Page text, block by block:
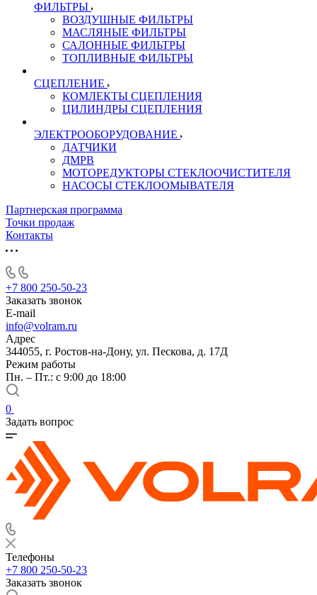
ФИЛЬТРЫ
ВОЗДУШНЫЕ ФИЛЬТРЫ
МАСЛЯНЫЕ ФИЛЬТРЫ
САЛОННЫЕ ФИЛЬТРЫ
ТОПЛИВНЫЕ ФИЛЬТРЫ
СЦЕПЛЕНИЕ
КОМЛЕКТЫ СЦЕПЛЕНИЯ
ЦИЛИНДРЫ СЦЕПЛЕНИЯ
ЭЛЕКТРООБОРУДОВАНИЕ
ДАТЧИКИ
ДМРВ
МОТОРЕДУКТОРЫ СТЕКЛООЧИСТИТЕЛЯ
НАСОСЫ СТЕКЛООМЫВАТЕЛЯ
Партнерская программа
Точки продаж
Контакты
+7 800 250-50-23
Заказать звонок
E-mail
info@volram.ru
Адрес
344055, г. Ростов-на-Дону, ул. Пескова, д. 17Д
Режим работы
Пн. – Пт.: с 9:00 до 18:00
0
Задать вопрос
Телефоны
+7 800 250-50-23
Заказать звонок